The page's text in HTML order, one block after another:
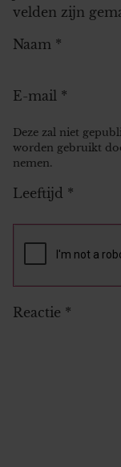
velden zijn
Naam *
E-mail *
Deze zal niet
worden gebruikt
nemen.
Leeftijd *
Reactie *